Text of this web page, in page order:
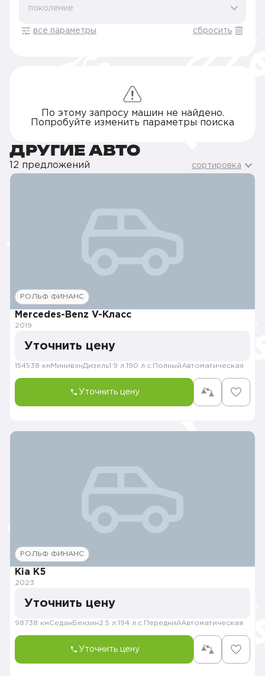
поколение
все параметры сбросить
По этому запросу машин не найдено.
Попробуйте изменить параметры поиска
ДРУГИЕ АВТО
12 предложений сортировка
РОЛЬФ ФИНАНС
Mercedes-Benz V-Класс
2019
Уточнить цену
154538 км МинивэнДизель1.9 л. 190 л.с. ПолныйАвтоматическая
Уточнить цену
РОЛЬФ ФИНАНС
Kia K5
2023
Уточнить цену
98738 кмСедан Бензин2.5 л. 194 л.с. ПереднийАвтоматическая
Уточнить цену